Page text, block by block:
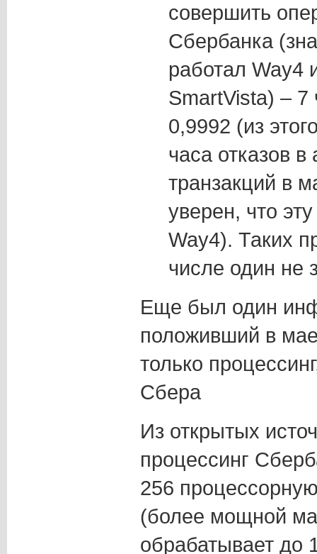
совершить
Сбербанка
работал Way4
SmartVista) – 7
0,9992 (из
часа отказов
транзакций в
уверен, что
Way4). Таких
числе один не
Еще был один
положивший в
только
Сбера
Из открытых
процессинг
256
(более мощной
обрабатывает до